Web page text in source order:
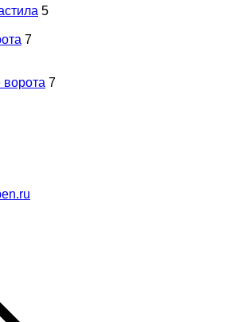
5
7
7